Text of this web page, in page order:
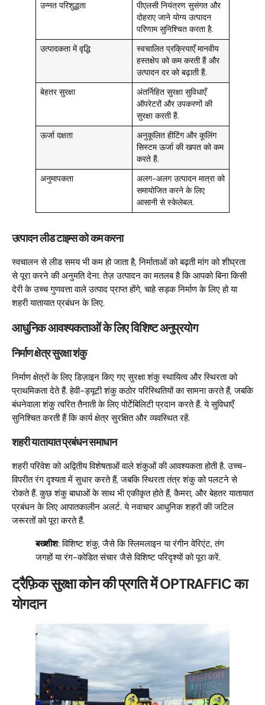
उन्नत परिशुद्धता
पीएलसी नियंत्रण सुसंगत और
दोहराए जाने योग्य उत्पादन
परिणाम सुनिश्चित करता है.
उत्पादकता में वृद्धि
स्वचालित प्रक्रियाएँ मानवीय
हस्तक्षेप को कम करती हैं और
उत्पादन दर को बढ़ाती हैं.
बेहतर सुरक्षा
अंतर्निहित सुरक्षा सुविधाएँ
ऑपरेटरों और उपकरणों की
सुरक्षा करती हैं.
ऊर्जा दक्षता
अनुकूलित हीटिंग और कूलिंग
सिस्टम ऊर्जा की खपत को कम
करते हैं.
अनुमापकता
अलग-अलग उत्पादन मात्रा को
समायोजित करने के लिए
आसानी से स्केलेबल.
उत्पादन लीड टाइम्स को कम करना
स्वचालन से लीड समय भी कम हो जाता है, निर्माताओं को बढ़ती मांग को शीघ्रता
से पूरा करने की अनुमति देना. तेज़ उत्पादन का मतलब है कि आपको बिना किसी
देरी के उच्च गुणवत्ता वाले उत्पाद प्राप्त होंगे, चाहे सड़क निर्माण के लिए हो या
शहरी यातायात प्रबंधन के लिए.
आधुनिक आवश्यकताओं के लिए विशिष्ट अनुप्रयोग
निर्माण क्षेत्र सुरक्षा शंकु
निर्माण क्षेत्रों के लिए डिज़ाइन किए गए सुरक्षा शंकु स्थायित्व और स्थिरता को
प्राथमिकता देते हैं. हेवी-ड्यूटी शंकु कठोर परिस्थितियों का सामना करते हैं, जबकि
बंधनेवाला शंकु त्वरित तैनाती के लिए पोर्टेबिलिटी प्रदान करते हैं. ये सुविधाएँ
सुनिश्चित करती हैं कि कार्य क्षेत्र सुरक्षित और व्यवस्थित रहें.
शहरी यातायात प्रबंधन समाधान
शहरी परिवेश को अद्वितीय विशेषताओं वाले शंकुओं की आवश्यकता होती है. उच्च-
विपरीत रंग दृश्यता में सुधार करते हैं, जबकि स्थिरता तंत्र शंकु को पलटने से
रोकते हैं. कुछ शंकु बाधाओं के साथ भी एकीकृत होते हैं, कैमरा, और बेहतर यातायात
प्रबंधन के लिए आपातकालीन अलर्ट. ये नवाचार आधुनिक शहरों की जटिल
जरूरतों को पूरा करते हैं.
बख्शीश: विशिष्ट शंकु, जैसे कि स्लिमलाइन या रंगीन वेरिएंट, तंग
जगहों या रंग-कोडित संचार जैसे विशिष्ट परिदृश्यों को पूरा करें.
ट्रैफ़िक सुरक्षा कोन की प्रगति में OPTRAFFIC का
योगदान